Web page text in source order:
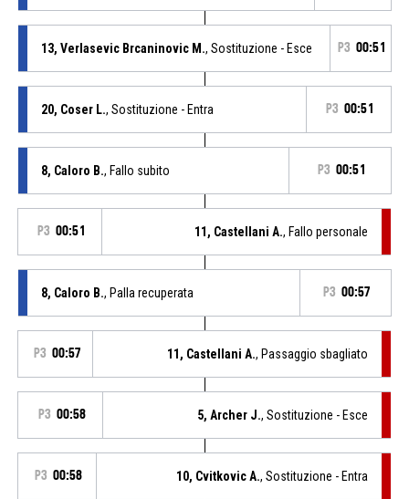
13, Verlasevic Brcaninovic M., Sostituzione - Esce P3 00:51
20, Coser L., Sostituzione - Entra P3 00:51
8, Caloro B., Fallo subito P3 00:51
P3 00:51 11, Castellani A., Fallo personale
8, Caloro B., Palla recuperata P3 00:57
P3 00:57 11, Castellani A., Passaggio sbagliato
P3 00:58 5, Archer J., Sostituzione - Esce
P3 00:58 10, Cvitkovic A., Sostituzione - Entra